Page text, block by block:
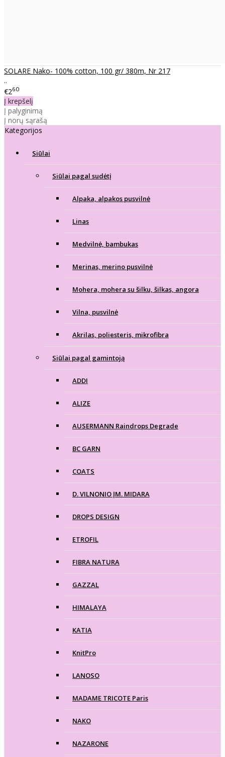
SOLARE Nako- 100% cotton, 100 gr/ 380m, Nr 217
..
€260
Į krepšelį
Į palyginimą
Į norų sąrašą
Kategorijos
Siūlai
Siūlai pagal sudėtį
Alpaka, alpakos pusvilnė
Linas
Medvilnė, bambukas
Merinas, merino pusvilnė
Mohera, mohera su šilku, šilkas, angora
Vilna, pusvilnė
Akrilas, poliesteris, mikrofibra
Siūlai pagal gamintoją
ADDI
ALIZE
AUSERMANN Raindrops Degrade
BC GARN
COATS
D. VILNONIO ĮM. MIDARA
DROPS DESIGN
ETROFIL
FIBRA NATURA
GAZZAL
HIMALAYA
KATIA
KnitPro
LANOSO
MADAME TRICOTE Paris
NAKO
NAZARONE